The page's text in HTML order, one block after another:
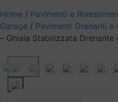
Home / Pavimenti e
Garage / Pavimenti Drenanti e
– Ghiaia Stabilizzata Drenante
Previous